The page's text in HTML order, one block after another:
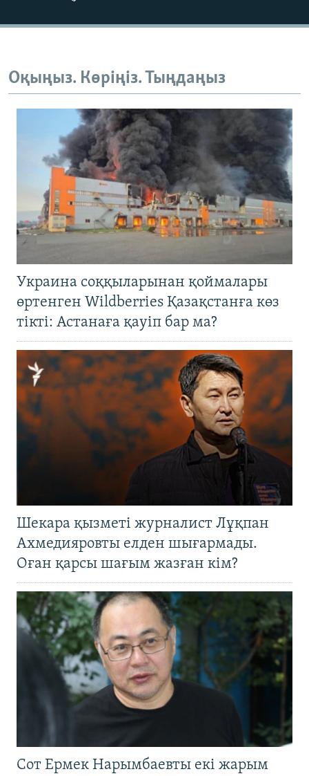
Оқыңыз. Көріңіз. Тыңдаңыз
Украина соққыларынан қоймалары
өртенген Wildberries Қазақстанға көз
тікті: Астанаға қауіп бар ма?
Шекара қызметі журналист Лұқпан
Ахмедияровты елден шығармады.
Оған қарсы шағым жазған кім?
Сот Ермек Нарымбаевты екі жарым